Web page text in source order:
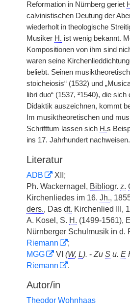
Reformation in Nürnberg geriet
calvinistischen Deutung der
wiederholt in theologische
Musiker H. ist wenig bekannt.
Kompositionen von ihm sind
waren seine
beliebt. Seinen
stoicheiosis“ (1532) und
libri duo“ (1537, ²1540), die
Didaktik auszeichnen, kommt
Im musiktheoretischen und
Schrifttum lassen sich H.s
ins 17. Jahrhundert nachweisen.
Literatur
ADB
XII;
Ph. Wackernagel, Bibliogr. z.
Kirchenliedes im 16. Jh.,
ders., Das dt. Kirchenlied III,
A. Kosel, S. H. (1499-1561),
Nürnberger Schulmusik in d.
Riemann
;
MGG
VI (W, L). - Zu S u. E
Riemann
.
Autor/in
Theodor Wohnhaas